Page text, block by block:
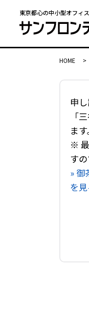
東京都心の中小型オフィ
HOME >
申
「
ます
※
す
» 御
を見